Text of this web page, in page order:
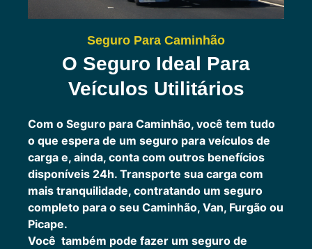
Seguro Para Caminhão
O Seguro Ideal Para
Veículos Utilitários
Com o Seguro para Caminhão, você tem tudo
o que espera de um seguro para veículos de
carga e, ainda, conta com outros benefícios
disponíveis 24h. Transporte sua carga com
mais tranquilidade, contratando um seguro
completo para o seu Caminhão, Van, Furgão ou
Picape.
Você também pode fazer um seguro de